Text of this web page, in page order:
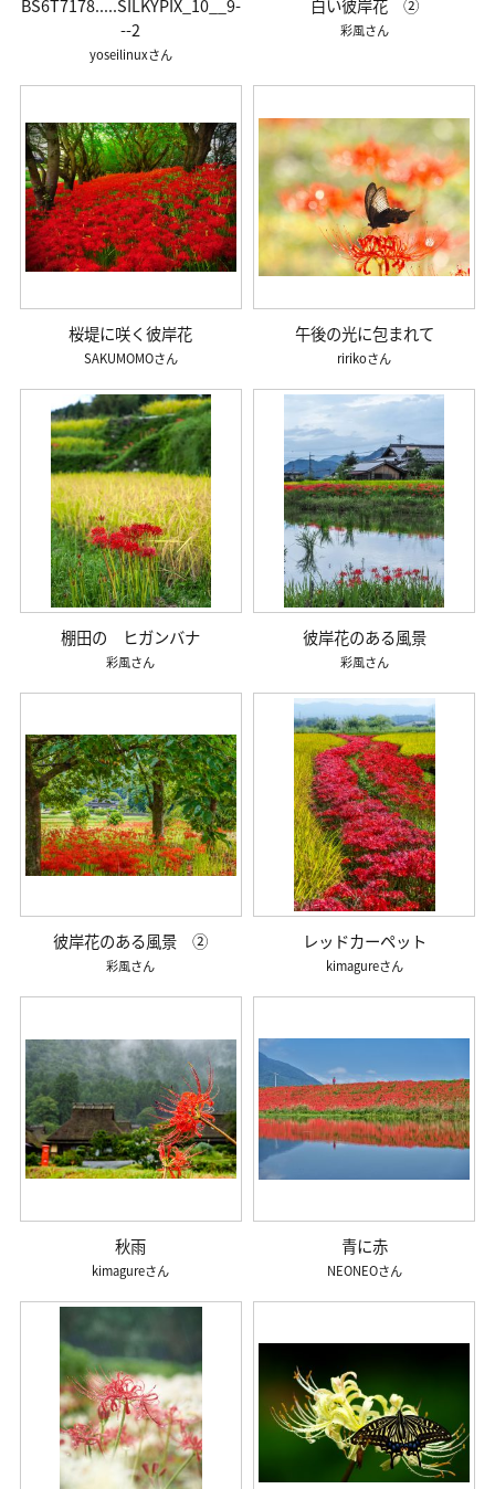
BS6T7178.....SILKYPIX_10__9-
--2
yoseilinux
白い彼岸花 ②
彩風
桜堤に咲く彼岸花
SAKUMOMO
午後の光に包まれて
ririko
棚田の ヒガンバナ
彩風
彼岸花のある風景
彩風
彼岸花のある風景 ②
彩風
レッドカーペット
kimagure
秋雨
kimagure
青に赤
NEONEO